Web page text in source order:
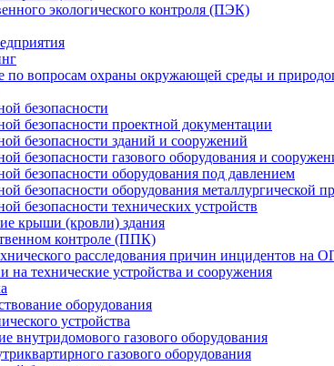
экологического контроля (ПЭК)
по вопросам охраны окружающей среды и
безопасности
безопасности проектной документации
безопасности зданий и сооружений
безопасности газового оборудования и
безопасности оборудования под давлением
безопасности оборудования металлургической
безопасности технических устройств
крыши (кровли) здания
контроле (ППК)
расследования причин инцидентов
на технические устройства и сооружения
оборудования
устройства
внутридомового газового оборудования
газового оборудования